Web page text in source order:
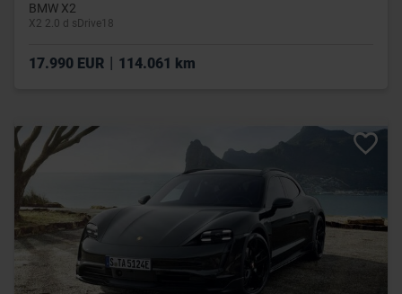
BMW X2
X2 2.0 d sDrive18
17.990 EUR | 114.061 km